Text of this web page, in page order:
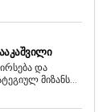
და
მიზანს...